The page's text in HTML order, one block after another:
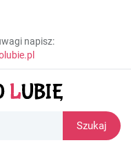
napisz:
Szukaj